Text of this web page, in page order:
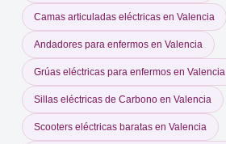
Camas articuladas eléctricas en Valencia
Andadores para enfermos en Valencia
Grúas eléctricas para enfermos en Valencia
Sillas eléctricas de Carbono en Valencia
Scooters eléctricas baratas en Valencia